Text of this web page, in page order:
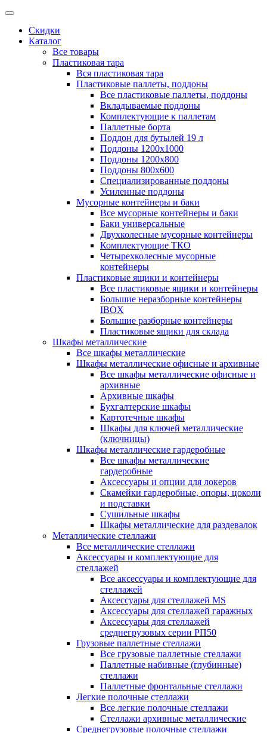
Скидки
Каталог
Все товары
Пластиковая тара
Вся пластиковая тара
Пластиковые паллеты, поддоны
Все пластиковые паллеты, поддоны
Вкладываемые поддоны
Комплектующие к паллетам
Паллетные борта
Поддон для бутылей 19 л
Поддоны 1200х1000
Поддоны 1200х800
Поддоны 800х600
Специализированные поддоны
Усиленные поддоны
Мусорные контейнеры и баки
Все мусорные контейнеры и баки
Баки универсальные
Двухколесные мусорные контейнеры
Комплектующие ТКО
Четырехколесные мусорные
контейнеры
Пластиковые ящики и контейнеры
Все пластиковые ящики и контейнеры
Большие неразборные контейнеры
IBOX
Большие разборные контейнеры
Пластиковые ящики для склада
Шкафы металлические
Все шкафы металлические
Шкафы металлические офисные и архивные
Все шкафы металлические офисные и
архивные
Архивные шкафы
Бухгалтерские шкафы
Картотечные шкафы
Шкафы для ключей металлические
(ключницы)
Шкафы металлические гардеробные
Все шкафы металлические
гардеробные
Аксессуары и опции для локеров
Скамейки гардеробные, опоры, цоколи
и подставки
Сушильные шкафы
Шкафы металлические для раздевалок
Металлические стеллажи
Все металлические стеллажи
Аксессуары и комплектующие для
стеллажей
Все аксессуары и комплектующие для
стеллажей
Аксессуары для стеллажей MS
Аксессуары для стеллажей гаражных
Аксессуары для стеллажей
среднегрузовых серии РП50
Грузовые паллетные стеллажи
Все грузовые паллетные стеллажи
Паллетные набивные (глубинные)
стеллажи
Паллетные фронтальные стеллажи
Легкие полочные стеллажи
Все легкие полочные стеллажи
Стеллажи архивные металлические
Среднегрузовые полочные стеллажи